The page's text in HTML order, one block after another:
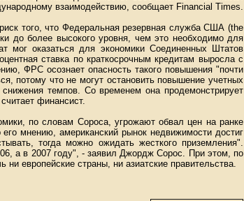
взаимодействию, сообщает Financial Times.
того, что Федеральная резервная служба США (the
до более высокого уровня, чем это необходимо для
мог оказаться для экономики Соединенных Штатов
ставка по краткосрочным кредитам выросла с
ФРС осознает опасность такого повышения "почти
потому что не могут остановить повышение учетных
темпов. Со временем она продемонстрирует
финансист.
по словам Сороса, угрожают обвал цен на ранке
мнению, американский рынок недвижимости достиг
тогда можно ожидать жесткого приземления".
а в 2007 году", - заявил Джордж Сорос. При этом, по
европейские страны, ни азиатские правительства.